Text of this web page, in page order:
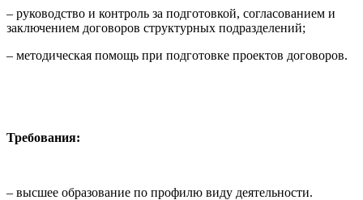
– руководство и контроль за подготовкой, согласованием и
заключением договоров структурных подразделений;
– методическая помощь при подготовке проектов договоров.
Требования:
– высшее образование по профилю виду деятельности.